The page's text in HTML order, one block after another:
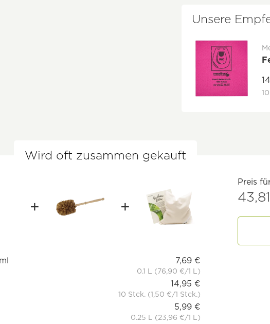
Unsere
Wird oft zusammen gekauft
Preis
7,69 €
0.1 L (76,90 €/1 L)
14,95 €
10 Stck. (1,50 €/1 Stck.)
5,99 €
0.25 L (23,96 €/1 L)